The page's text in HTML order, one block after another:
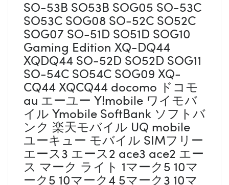
SO-53B SO53B SOG05 SO-53C
SO53C SOG08 SO-52C SO52C
SOG07 SO-51D SO51D SOG10
Gaming Edition XQ-DQ44
XQDQ44 SO-52D SO52D SOG11
SO-54C SO54C SOG09 XQ-
CQ44 XQCQ44 docomo ドコモ
au エーユー Y!mobile ワイモバ
イル Ymobile SoftBank ソフトバ
ンク 楽天モバイル UQ mobile
ユーキュー モバイル SIMフリー
エース3 エース2 ace3 ace2 エー
ス マーク ライト 1マーク5 10マ
ーク5 10マーク4 5マーク3 10マ